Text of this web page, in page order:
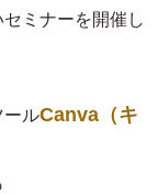
ミナーを開催し
ールCanva（キ